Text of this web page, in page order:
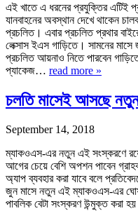
এই খাতে এ ধরনের প্রযুক্তির এটিই
যানবাহনের অবস্থান দেখে থাকেন
প্রচলিত। এবার প্রচলিত প্রথার
লেক্সাস ইএস গাড়িতে। সামনের মাসে
প্রচলিত আয়নাও নিতে পারবেন
প্যাকেজ… read more »
চলতি মাসেই আসছে
September 14, 2018
ম্যাকওএস-এর নতুন এই সংস্করণে
আগের চেয়ে বেশি অপশন পাবেন
অ্যাপ ব্যবহার করা যাবে বলে
জুন মাসে নতুন এই ম্যাকওএস-এর
পাবলিক বেটা সংস্করণ উন্মুক্ত করা